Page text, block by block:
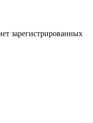
зарегистрированных